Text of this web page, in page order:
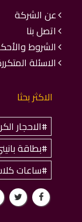
عن الشركة
اتصل بنا
الشروط
الاسئلة
الاكثر بحثا
#الاحجار
#بطاقة
#ساعات